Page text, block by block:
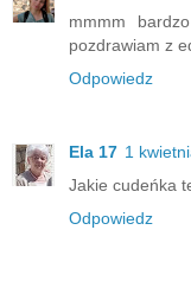
mmmm
pozdrawiam z
Odpowiedz
Ela 17 1
Jakie cudeńka
Odpowiedz